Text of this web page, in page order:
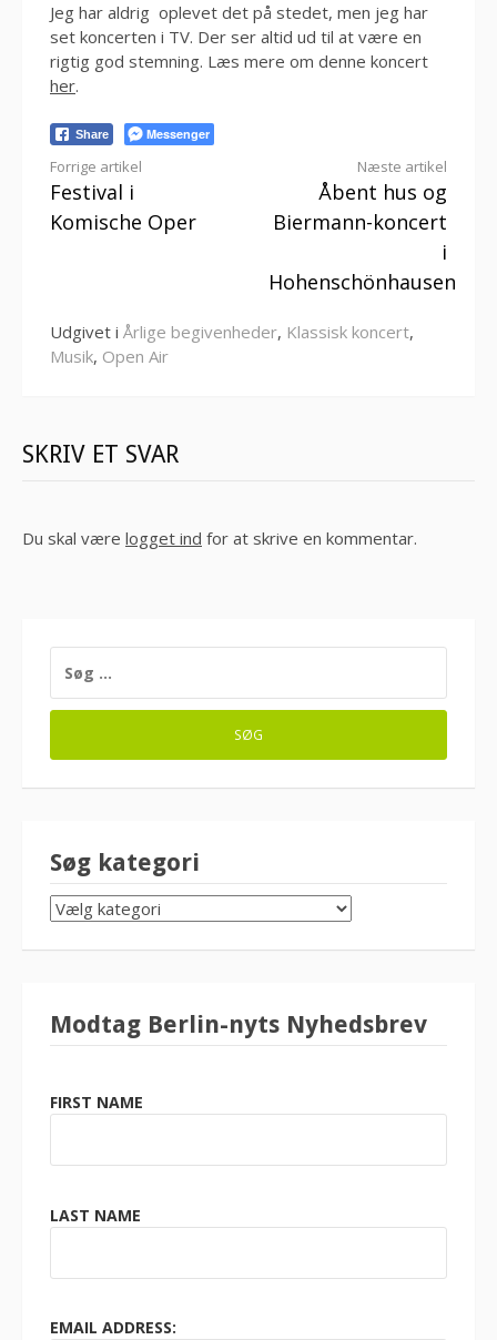
Jeg har aldrig oplevet det på stedet, men jeg har
set koncerten i TV. Der ser altid ud til at være en
rigtig god stemning. Læs mere om denne koncert
her.
Share Messenger
Læs
videre
Forrige artikel
Festival i
Komische Oper
Næste artikel
Åbent hus og
Biermann-koncert
i
Hohenschönhausen
Udgivet i Årlige begivenheder, Klassisk koncert,
Musik, Open Air
SKRIV ET SVAR
Du skal være logget ind for at skrive en kommentar.
EFTER:
Søg kategori
SØG
KATEGORI
Modtag Berlin-nyts Nyhedsbrev
FIRST NAME
LAST NAME
EMAIL ADDRESS: